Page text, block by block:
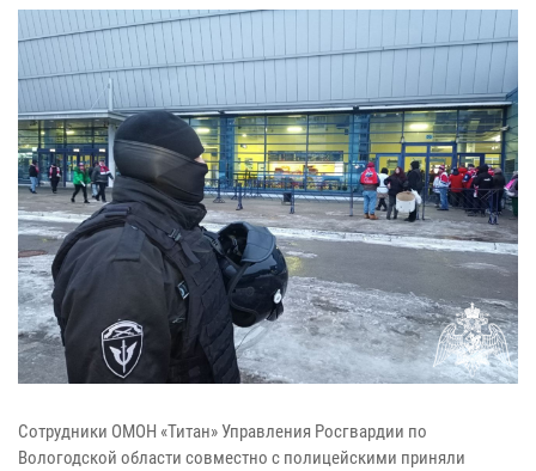
Сотрудники ОМОН «Титан» Управления Росгвардии по
Вологодской области совместно с полицейскими приняли